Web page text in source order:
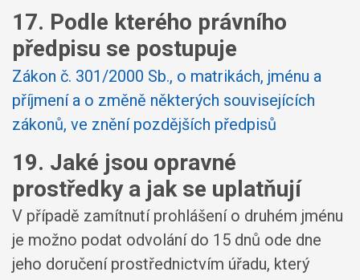
17. Podle kterého právního
předpisu se postupuje
Zákon č. 301/2000 Sb., o matrikách, jménu a
příjmení a o změně některých souvisejících
zákonů, ve znění pozdějších předpisů
19. Jaké jsou opravné
prostředky a jak se uplatňují
V případě zamítnutí prohlášení o druhém jménu
je možno podat odvolání do 15 dnů ode dne
jeho doručení prostřednictvím úřadu, který